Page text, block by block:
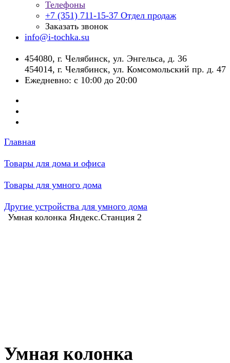
Телефоны
+7 (351) 711-15-37 Отдел продаж
Заказать звонок
info@i-tochka.su
​454080, г. Челябинск, ул. Энгельса, д. 36
454014, г. Челябинск, ул. Комсомольский пр. д. 47
Ежедневно: с 10:00 до 20:00
Главная
Товары для дома и офиса
Товары для умного дома
Другие устройства для умного дома
Умная колонка Яндекс.Станция 2
Умная колонка